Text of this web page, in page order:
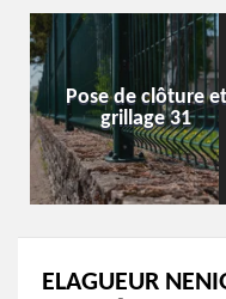
Pose de clôture et
grillage 31
ELAGUEUR